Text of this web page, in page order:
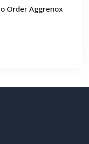
Order Aggrenox